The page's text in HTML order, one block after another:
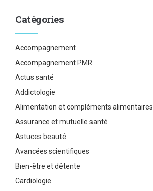
Catégories
Accompagnement
Accompagnement PMR
Actus santé
Addictologie
Alimentation et compléments alimentaires
Assurance et mutuelle santé
Astuces beauté
Avancées scientifiques
Bien-être et détente
Cardiologie